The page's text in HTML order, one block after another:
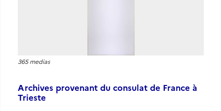
365 medias
Archives provenant du consulat de France à
Trieste